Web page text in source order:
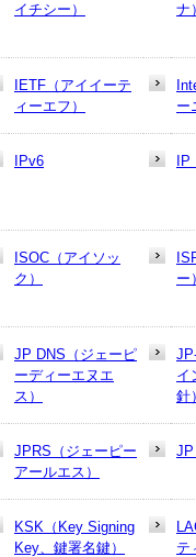
イチシー）
ナ
IETF（アイイーテ
ィーエフ）
ー
IPv6
ISOC（アイソッ
ク）
ー
JP DNS（ジェーピ
ーディーエヌエ
ス）
イ
針
JPRS（ジェーピー
アールエス）
JP
KSK（Key Signing
Key、鍵署名鍵）
テ